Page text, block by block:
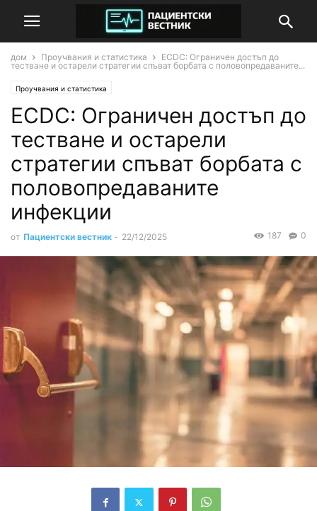
дом Проучвания и статистика
ECDC: Ограничен достъп до
тестване и остарели стратегии спъват борбата с половопредаваните...
Проучвания и статистика
ECDC: Ограничен достъп до
тестване и остарели
стратегии спъват борбата с
половопредаваните
инфекции
от Пациентски вестник - 22/12/2025 0
187